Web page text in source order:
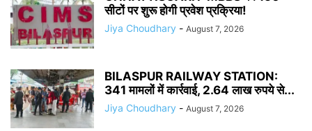
सीटों पर शुरू होगी प्रवेश प्रक्रिया!
Jiya Choudhary - August 7, 2026
BILASPUR RAILWAY STATION:
341 मामलों में कार्रवाई, 2.64 लाख रुपये से...
Jiya Choudhary - August 7, 2026